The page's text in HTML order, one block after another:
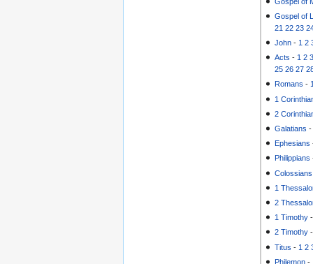
Gospel of
21 22 23
John - 1 2
Acts - 1 2
25 26 27
Romans -
1
2
Galatians
Ephesians
Philippians
Colossians
1
2
1 Timothy
2 Timothy
Titus - 1 2
Philemon -